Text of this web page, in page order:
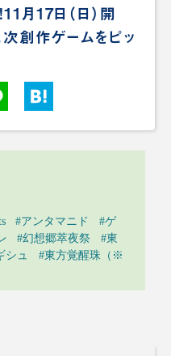
月17日（日）開
創作ゲームをピッ
#アンタマニド
#ゲ
#幻想郷萃夜祭
#東
シュ
#東方覚醒珠（※